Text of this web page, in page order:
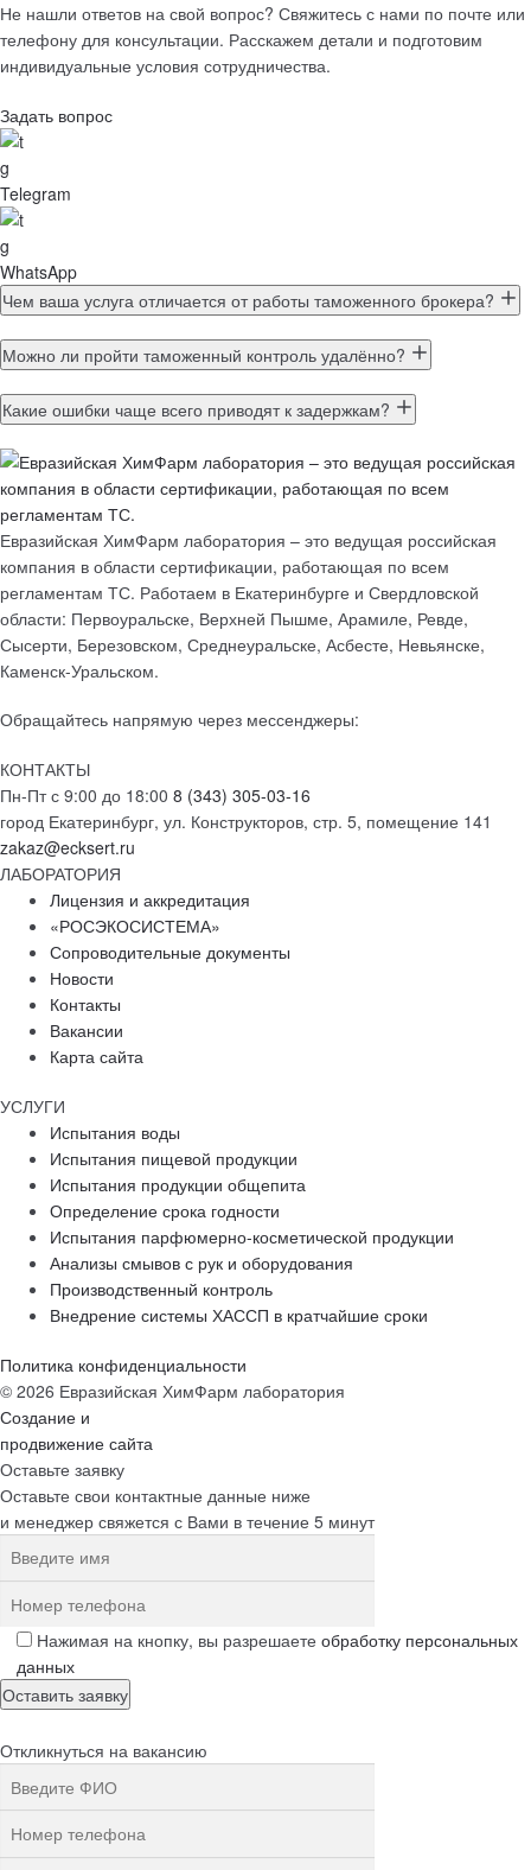
Не нашли ответов на свой вопрос? Свяжитесь с нами по почте или
телефону для консультации. Расскажем детали и подготовим
индивидуальные условия сотрудничества.
Задать вопрос
Telegram
WhatsApp
Чем ваша услуга отличается от работы таможенного брокера?
Можно ли пройти таможенный контроль удалённо?
Какие ошибки чаще всего приводят к задержкам?
Евразийская ХимФарм лаборатория – это ведущая российская
компания в области сертификации, работающая по всем
регламентам ТС. Работаем в Екатеринбурге и Свердловской
области: Первоуральске, Верхней Пышме, Арамиле, Ревде,
Сысерти, Березовском, Среднеуральске, Асбесте, Невьянске,
Каменск-Уральском.
Обращайтесь напрямую через мессенджеры:
КОНТАКТЫ
Пн-Пт с 9:00 до 18:00 8 (343) 305-03-16
город Екатеринбург, ул. Конструкторов, стр. 5, помещение 141
zakaz@ecksert.ru
ЛАБОРАТОРИЯ
Лицензия и аккредитация
«РОСЭКОСИСТЕМА»
Сопроводительные документы
Новости
Контакты
Вакансии
Карта сайта
УСЛУГИ
Испытания воды
Испытания пищевой продукции
Испытания продукции общепита
Определение срока годности
Испытания парфюмерно-косметической продукции
Анализы смывов с рук и оборудования
Производственный контроль
Внедрение системы ХАССП в кратчайшие сроки
Политика конфиденциальности
© 2026 Евразийская ХимФарм лаборатория
Создание и
продвижение сайта
Оставьте заявку
Оставьте свои контактные данные ниже
и менеджер свяжется с Вами в течение 5 минут
Нажимая на кнопку, вы разрешаете обработку персональных
данных
Откликнуться на вакансию